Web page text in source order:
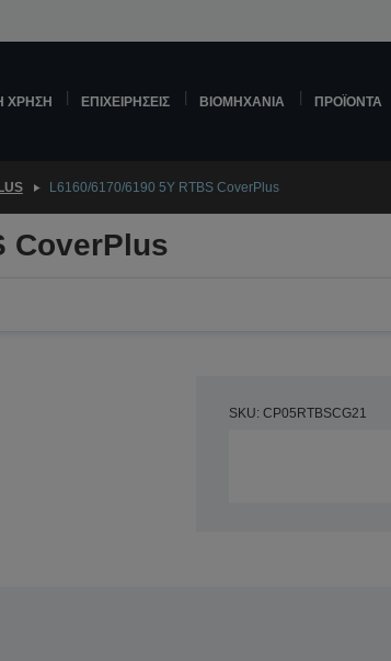
ΧΡΉΣΗ ΕΠΙΧΕΙΡΉΣΕΙΣ ΒΙΟΜΗΧΑΝΊΑ ΠΡΟΪΌΝΤΑ
L6160/6170/6190 5Y RTBS CoverPlus
CoverPlus
SKU: CP05RTBSCG21